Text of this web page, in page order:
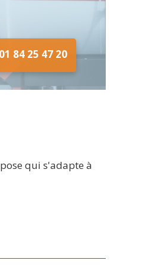
01 84 25 47 20
qui s'adapte à